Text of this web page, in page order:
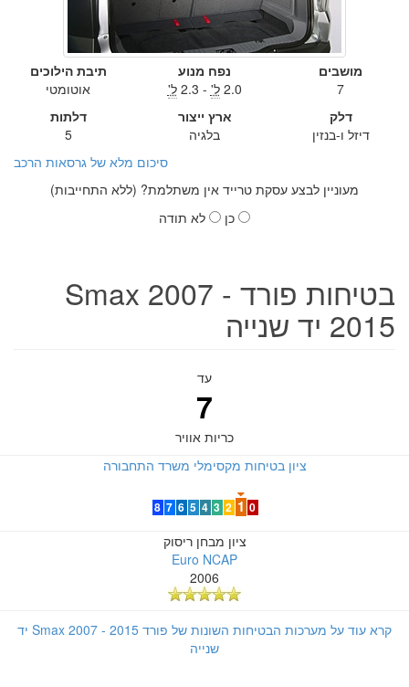
מושבים
7
נפח מנוע
2.0 ל' - 2.3 ל'
תיבת הילוכים
אוטומטי
דלק
דיזל ו-בנזין
ארץ ייצור
בלגיה
דלתות
5
סיכום מלא של גרסאות הרכב
מעוניין לבצע עסקת טרייד אין משתלמת? (ללא התחייבות)
כן
לא תודה
בטיחות פורד Smax 2007 -
2015 יד שנייה
עד
7
כריות אוויר
ציון בטיחות מקסימלי משרד התחבורה
0
1
2
3
4
5
6
7
8
ציון מבחן ריסוק
Euro NCAP
2006
קרא עוד על מערכות הבטיחות השונות של פורד Smax 2007 - 2015 יד
שנייה